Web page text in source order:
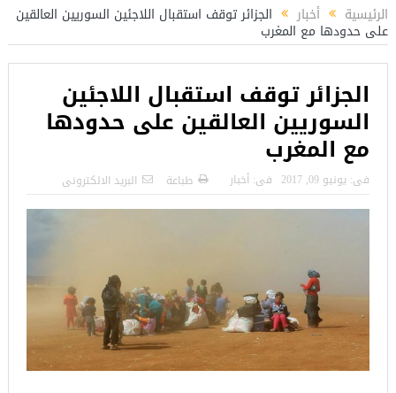
الرئيسية أخبار الجزائر توقف استقبال اللاجئين السوريين العالقين
على حدودها مع المغرب
الجزائر توقف استقبال اللاجئين
السوريين العالقين على حدودها
مع المغرب
فى: يونيو 09, 2017 فى: أخبار طباعة البريد الالكترونى